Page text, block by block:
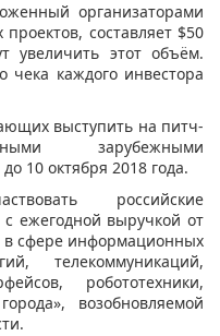
организаторами
составляет $50
увеличить этот объём.
чека каждого инвестора
выступить на питч-
зарубежными
10 октября 2018 года.
российские
ежегодной выручкой от
сфере информационных
телекоммуникаций,
робототехники,
возобновляемой